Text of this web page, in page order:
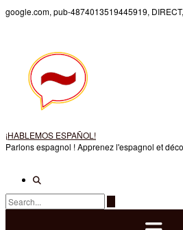
google.com, pub-4874013519445919,
¡HABLEMOS ESPAÑOL!
Parlons espagnol ! Apprenez l'espagnol et